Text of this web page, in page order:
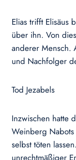
Elias trifft Elisäus
über ihn. Von
anderer Mensch.
und Nachfolger
Tod Jezabels
Inzwischen hatte
Weinberg
selbst töten
unrechtmäßiger